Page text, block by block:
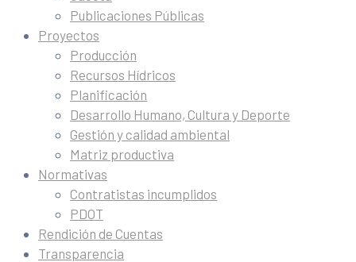
Publicaciones Públicas
Proyectos
Producción
Recursos Hídricos
Planificación
Desarrollo Humano, Cultura y Deporte
Gestión y calidad ambiental
Matriz productiva
Normativas
Contratistas incumplidos
PDOT
Rendición de Cuentas
Transparencia